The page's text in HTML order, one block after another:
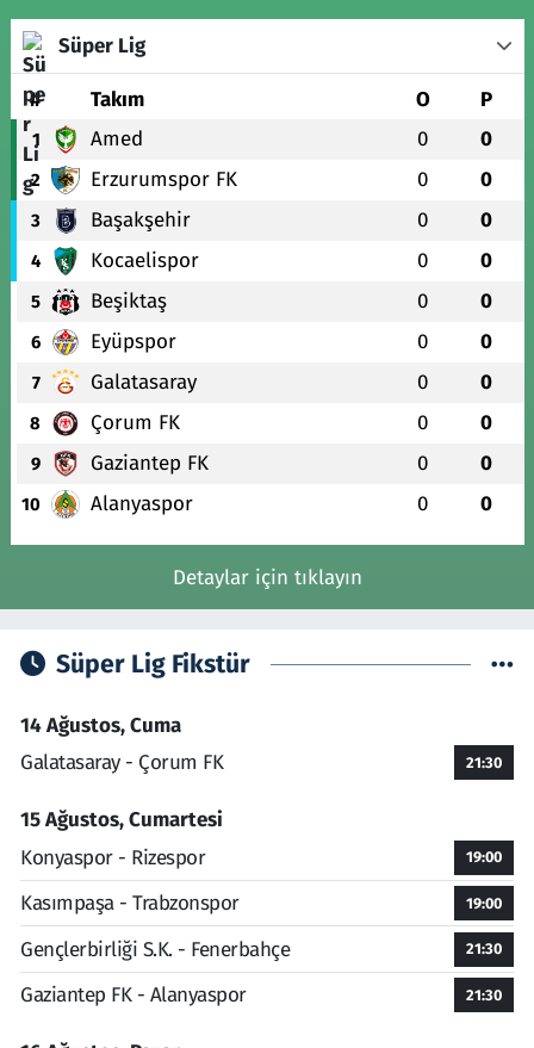
Süper Lig
# Takım O P
1 Amed 0 0
2 Erzurumspor FK 0 0
3 Başakşehir 0 0
4 Kocaelispor 0 0
5 Beşiktaş 0 0
6 Eyüpspor 0 0
7 Galatasaray 0 0
8 Çorum FK 0 0
9 Gaziantep FK 0 0
10 Alanyaspor 0 0
Detaylar için tıklayın
Süper Lig Fikstür
14 Ağustos, Cuma
Galatasaray - Çorum FK
21:30
15 Ağustos, Cumartesi
Konyaspor - Rizespor
19:00
Kasımpaşa - Trabzonspor 19:00
Gençlerbirliği S.K. - Fenerbahçe 21:30
Gaziantep FK - Alanyaspor 21:30